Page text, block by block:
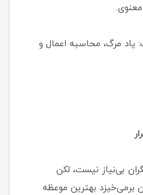
یاد مرگ، محاسبه اعمال و
بی‌نیاز نیست، لکن
برمی‌خیزد بهترین موعظه